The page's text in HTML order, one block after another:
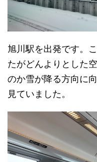
旭川駅を出発です。
たがどんよりとした
のか雪が降る方向に
見ていました。